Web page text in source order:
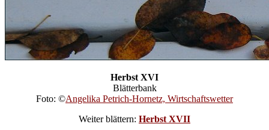
Herbst XVI
Blätterbank
Foto: ©Angelika Petrich-Hornetz, Wirtschaftswetter
Weiter blättern: Herbst XVII